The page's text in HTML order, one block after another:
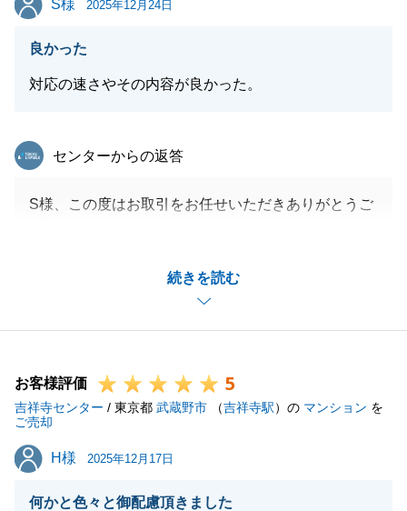
不動産に関するお手続きは完了いたしましたが、今後
も何かお困りのことやご相談がございましたら、いつ
閉じる
S様 2025年12月24日
良かった
対応の速さやその内容が良かった。
続きを読む
東急リバブル
センターからの返答
S様、この度はお取引をお任せいただきありがとうご
らお気軽にご連絡くださいませ。
引き続きよろしくお願いいたします。
閉じる
お客様評価 5
吉祥寺センター / 東京都 武蔵野市 （吉祥寺駅）の マンション を
ご売却
H様
H様 2025年12月17日
何かと色々と御配慮頂きました